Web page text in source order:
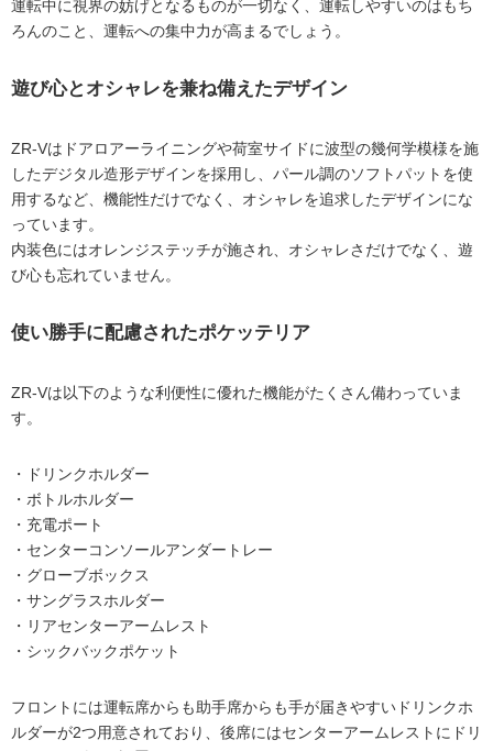
運転中に視界の妨げとなるものが一切なく、運転しやすいのはもち
ろんのこと、運転への集中力が高まるでしょう。
遊び心とオシャレを兼ね備えたデザイン
ZR-Vはドアロアーライニングや荷室サイドに波型の幾何学模様を施
したデジタル造形デザインを採用し、パール調のソフトパットを使
用するなど、機能性だけでなく、オシャレを追求したデザインにな
っています。
内装色にはオレンジステッチが施され、オシャレさだけでなく、遊
び心も忘れていません。
使い勝手に配慮されたポケッテリア
ZR-Vは以下のような利便性に優れた機能がたくさん備わっていま
す。
・ドリンクホルダー
・ボトルホルダー
・充電ポート
・センターコンソールアンダートレー
・グローブボックス
・サングラスホルダー
・リアセンターアームレスト
・シックバックポケット
フロントには運転席からも助手席からも手が届きやすいドリンクホ
ルダーが2つ用意されており、後席にはセンターアームレストにドリ